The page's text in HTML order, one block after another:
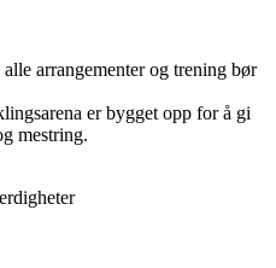
arrangementer og trening bør
er bygget opp for å gi
mestring.